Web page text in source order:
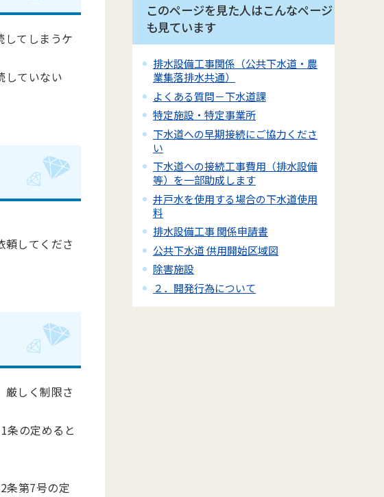
してしまうケ
していない
頼してくださ
厳しく制限さ
1条の定めると
条第7号の定
このページを見た人はこんなページ
も見ています
排水設備工事関係（公共下水道・農
業集落排水共通）
よくある質問－下水道課
特定施設・特定事業所
下水道への早期接続にご協力くださ
い
下水道への接続工事費用（排水設備
等）を一部助成します
井戸水を使用する場合の下水道使用
料
排水設備工事 関係申請書
公共下水道 供用開始区域図
除害施設
２．開発行為について